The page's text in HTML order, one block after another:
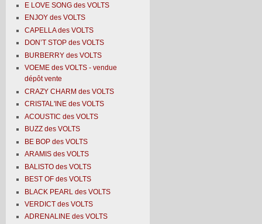
E LOVE SONG des VOLTS
ENJOY des VOLTS
CAPELLA des VOLTS
DON’T STOP des VOLTS
BURBERRY des VOLTS
VOEME des VOLTS - vendue
dépôt vente
CRAZY CHARM des VOLTS
CRISTAL'INE des VOLTS
ACOUSTIC des VOLTS
BUZZ des VOLTS
BE BOP des VOLTS
ARAMIS des VOLTS
BALISTO des VOLTS
BEST OF des VOLTS
BLACK PEARL des VOLTS
VERDICT des VOLTS
ADRENALINE des VOLTS